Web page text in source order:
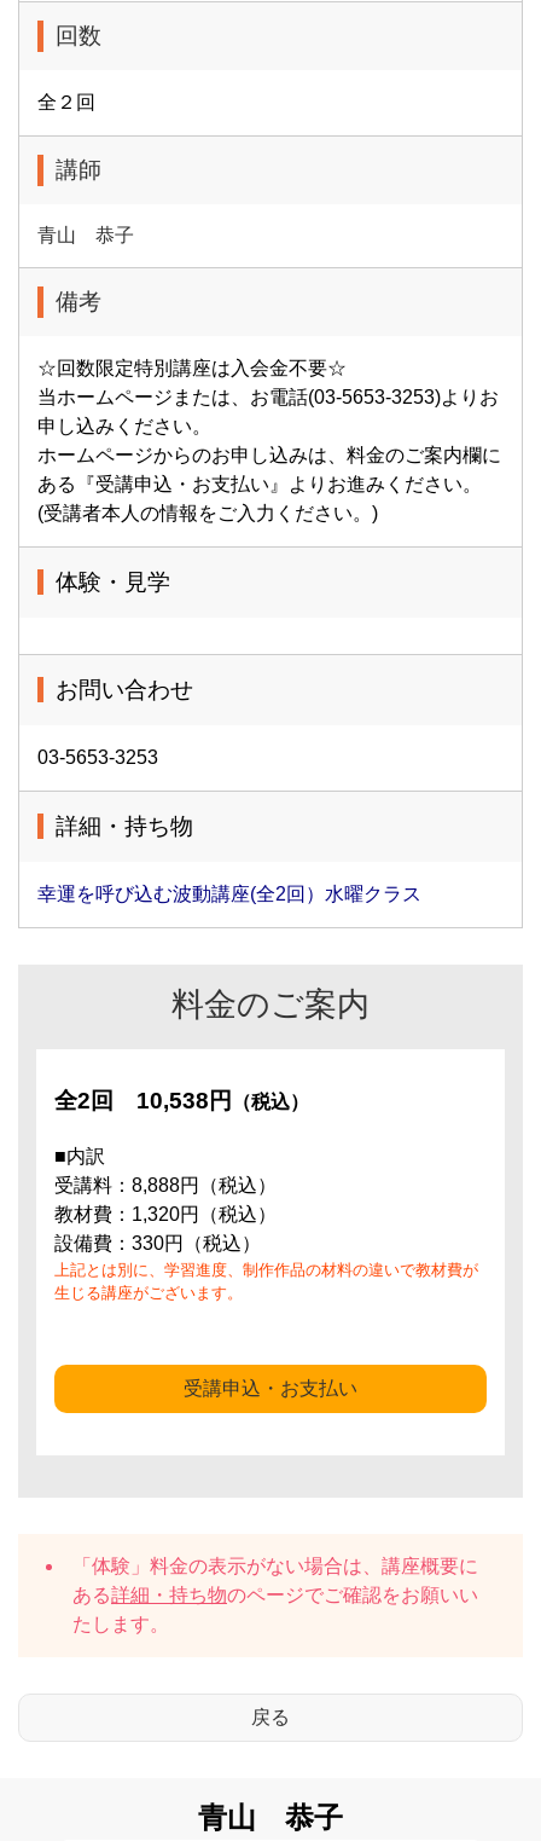
回数
全２回
講師
青山 恭子
備考
☆回数限定特別講座は入会金不要☆
当ホームページまたは、お電話(03-5653-3253)よりお
申し込みください。
ホームページからのお申し込みは、料金のご案内欄に
ある『受講申込・お支払い』よりお進みください。
(受講者本人の情報をご入力ください。)
体験・見学
お問い合わせ
03-5653-3253
詳細・持ち物
幸運を呼び込む波動講座(全2回）水曜クラス
料金のご案内
全2回 10,538円 （税込）
■内訳
受講料：8,888円（税込）
教材費：1,320円（税込）
設備費：330円（税込）
上記とは別に、学習進度、制作作品の材料の違いで教材費が
生じる講座がございます。
受講申込・お支払い
「体験」料金の表示がない場合は、講座概要に
ある詳細・持ち物のページでご確認をお願いい
たします。
青山 恭子